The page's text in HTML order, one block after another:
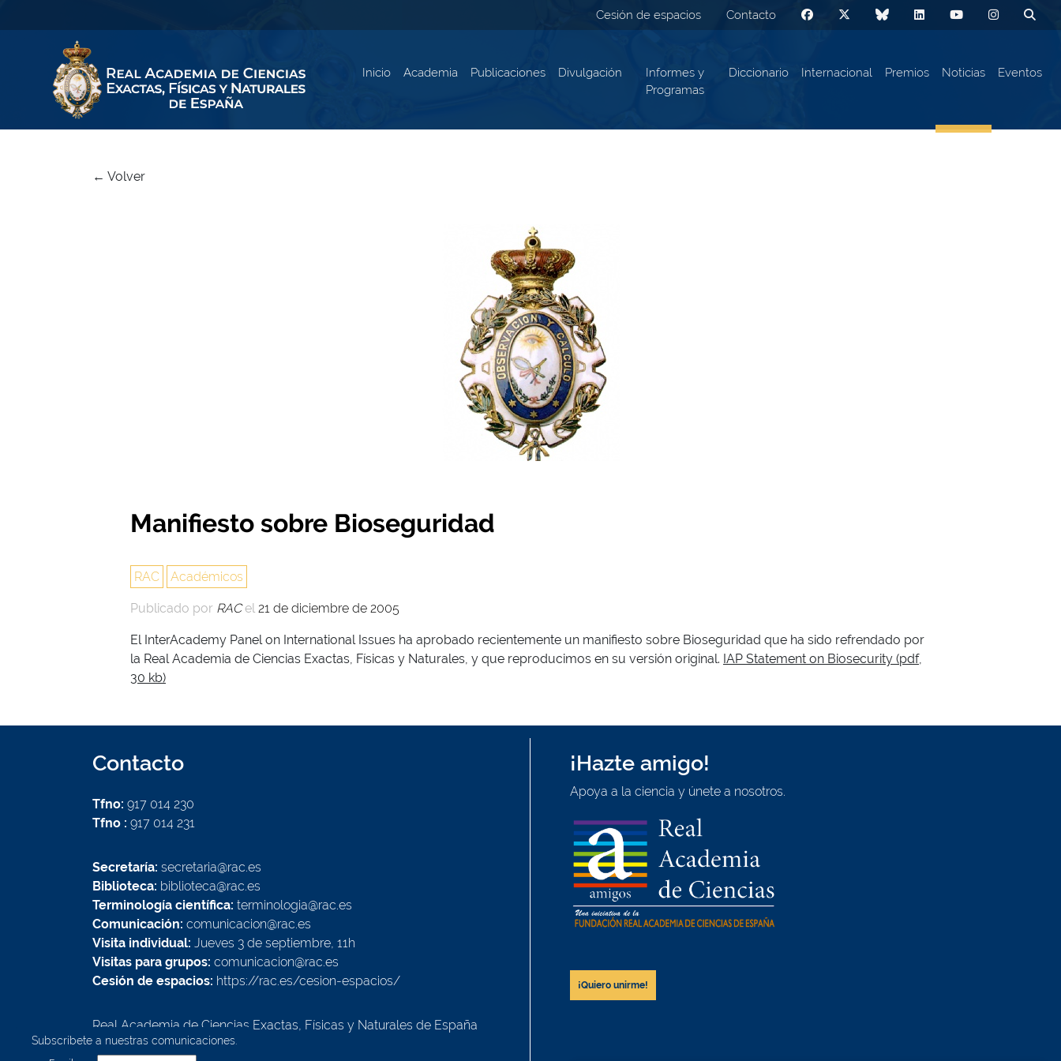
Cesión de espacios Contacto
Inicio Academia Publicaciones Divulgación
Informes y
Programas
Diccionario Internacional Premios Noticias Eventos
← Volver
Manifiesto sobre Bioseguridad
RAC Académicos
Publicado por RACel 21 de diciembre de 2005
El InterAcademy Panel on International Issues ha aprobado recientemente un manifiesto sobre Bioseguridad que ha sido refrendado por
la Real Academia de Ciencias Exactas, Físicas y Naturales, y que reproducimos en su versión original. IAP Statement on Biosecurity (pdf,
30 kb)
Contacto
Tfno: 917 014 230
Tfno : 917 014 231
Secretaría: secretaria@rac.es
Biblioteca: biblioteca@rac.es
Terminología científica: terminologia@rac.es
Comunicación: comunicacion@rac.es
Visita individual: Jueves 3 de septiembre, 11h
Visitas para grupos: comunicacion@rac.es
Cesión de espacios: https://rac.es/cesion-espacios/
Real Academia de Ciencias Exactas, Físicas y Naturales de España
Calle Valverde, 22
¡Hazte amigo!
Apoya a la ciencia y únete a nosotros.
¡Quiero unirme!
Subscríbete a nuestras comunicaciones.